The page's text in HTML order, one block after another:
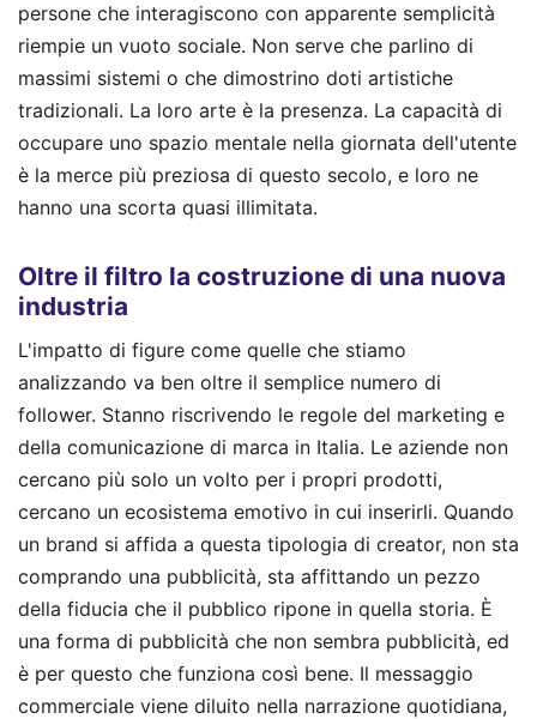
persone che interagiscono con apparente semplicità
riempie un vuoto sociale. Non serve che parlino di
massimi sistemi o che dimostrino doti artistiche
tradizionali. La loro arte è la presenza. La capacità di
occupare uno spazio mentale nella giornata dell'utente
è la merce più preziosa di questo secolo, e loro ne
hanno una scorta quasi illimitata.
Oltre il filtro la costruzione di una nuova
industria
L'impatto di figure come quelle che stiamo
analizzando va ben oltre il semplice numero di
follower. Stanno riscrivendo le regole del marketing e
della comunicazione di marca in Italia. Le aziende non
cercano più solo un volto per i propri prodotti,
cercano un ecosistema emotivo in cui inserirli. Quando
un brand si affida a questa tipologia di creator, non sta
comprando una pubblicità, sta affittando un pezzo
della fiducia che il pubblico ripone in quella storia. È
una forma di pubblicità che non sembra pubblicità, ed
è per questo che funziona così bene. Il messaggio
commerciale viene diluito nella narrazione quotidiana,